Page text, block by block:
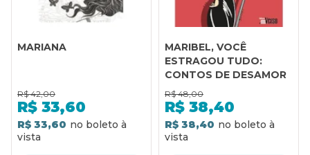
MARIANA
R$ 42,00
R$ 33,60
R$ 33,60
MARIBEL, VOCÊ
ESTRAGOU TUDO:
CONTOS DE DESAMOR
R$ 48,00
R$ 38,40
R$ 38,40